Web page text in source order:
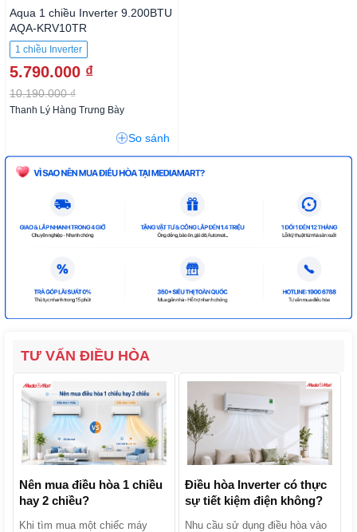
Aqua 1 chiều Inverter 9.200BTU
AQA-KRV10TR
1 chiều Inverter
5.790.000 ₫
10.190.000 ₫
Thanh Lý Hàng Trưng Bày
So sánh
TƯ VẤN ĐIỀU HÒA
Nên mua điều hòa 1 chiều
hay 2 chiều?
Khi tìm mua một chiếc máy
Điều hòa Inverter có thực
sự tiết kiệm điện không?
Nhu cầu sử dụng điều hòa vào